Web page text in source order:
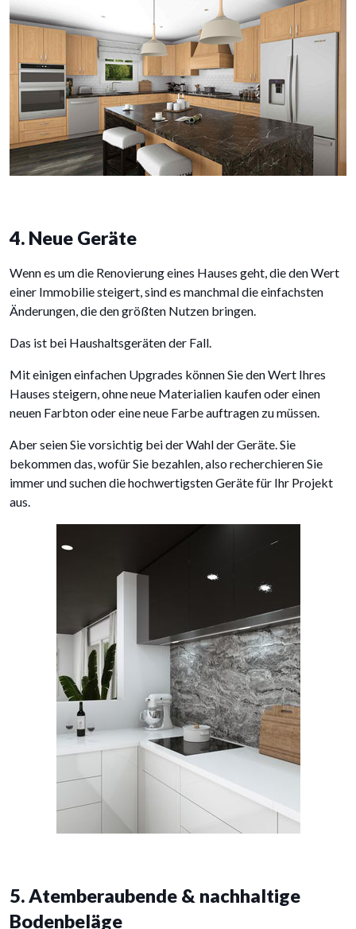
4. Neue Geräte
Wenn es um die Renovierung eines Hauses geht, die den Wert
einer Immobilie steigert, sind es manchmal die einfachsten
Änderungen, die den größten Nutzen bringen.
Das ist bei Haushaltsgeräten der Fall.
Mit einigen einfachen Upgrades können Sie den Wert Ihres
Hauses steigern, ohne neue Materialien kaufen oder einen
neuen Farbton oder eine neue Farbe auftragen zu müssen.
Aber seien Sie vorsichtig bei der Wahl der Geräte. Sie
bekommen das, wofür Sie bezahlen, also recherchieren Sie
immer und suchen die hochwertigsten Geräte für Ihr Projekt
aus.
5. Atemberaubende & nachhaltige
Bodenbeläge